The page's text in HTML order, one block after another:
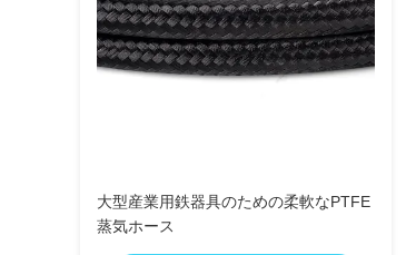
大型産業用鉄器具のための柔軟なPTFE
蒸気ホース